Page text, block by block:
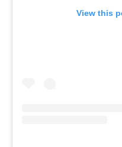
View this